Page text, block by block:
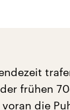
frühen
die